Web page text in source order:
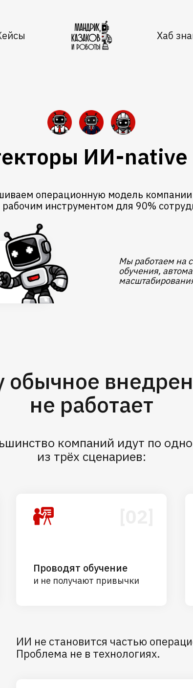
Хаб
ИИ-native
операционную модель компании
инструментом для 90%
Мы работаем на
обучения,
ИИ не становится частью
Проблема не в технологиях.
компаний идут по
из трёх сценариев:
обычное
не работает
и не получают привычки
Проводят обучение